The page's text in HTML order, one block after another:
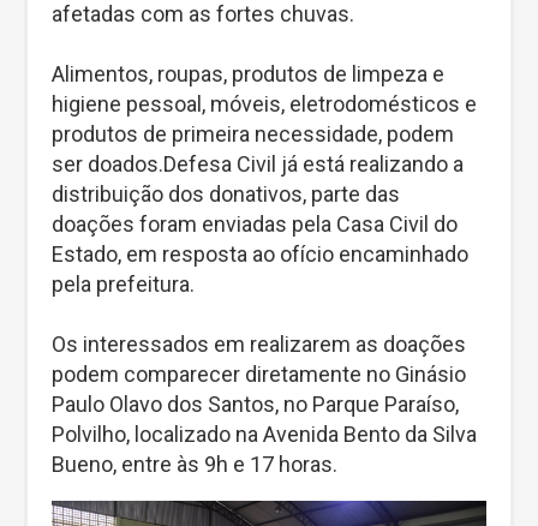
afetadas com as fortes chuvas.
Alimentos, roupas, produtos de limpeza e
higiene pessoal, móveis, eletrodomésticos e
produtos de primeira necessidade, podem
ser doados.Defesa Civil já está realizando a
distribuição dos donativos, parte das
doações foram enviadas pela Casa Civil do
Estado, em resposta ao ofício encaminhado
pela prefeitura.
Os interessados em realizarem as doações
podem comparecer diretamente no Ginásio
Paulo Olavo dos Santos, no Parque Paraíso,
Polvilho, localizado na Avenida Bento da Silva
Bueno, entre às 9h e 17 horas.